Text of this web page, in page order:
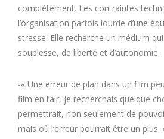
complètement. Les contraintes
l’organisation parfois lourde d’une
stresse. Elle recherche un médium
souplesse, de liberté et d’autonomie.
-« Une erreur de plan dans un film
film en l’air, je recherchais quelque
permettrait, non seulement de
mais où l’erreur pourrait être un plus.